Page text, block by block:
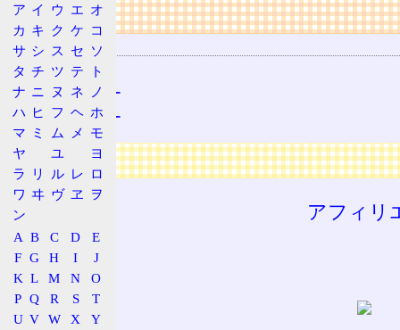
リンク
関連する用語
リンク
アセンブラー
コンパイラー
広告
アフィリ
ア イ ウ エ オ
カ キ ク ケ コ
サ シ ス セ ソ
タ チ ツ テ
ト
ナ ニ ヌ ネ
ノ
ハ ヒ フ ヘ ホ
マ ミ ム メ
モ
ヤ
ユ
ヨ
ラ
リ ル レ ロ
ワ ヰ ヴ ヱ
ヲ
ン
A B C D
E
F G H I
J
K L M N
O
P Q R S
T
U V W X
Y